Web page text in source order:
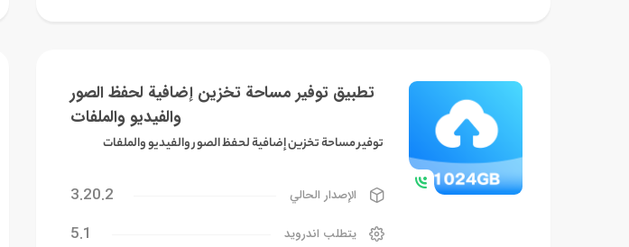
تطبيق توفير مساحة تخزين إضافية لحفظ الصور
والفيديو والملفات
توفير مساحة تخزين إضافية لحفظ الصور والفيديو والملفات
الإصدار الحالي 3.20.2
يتطلب اندرويد 5.1